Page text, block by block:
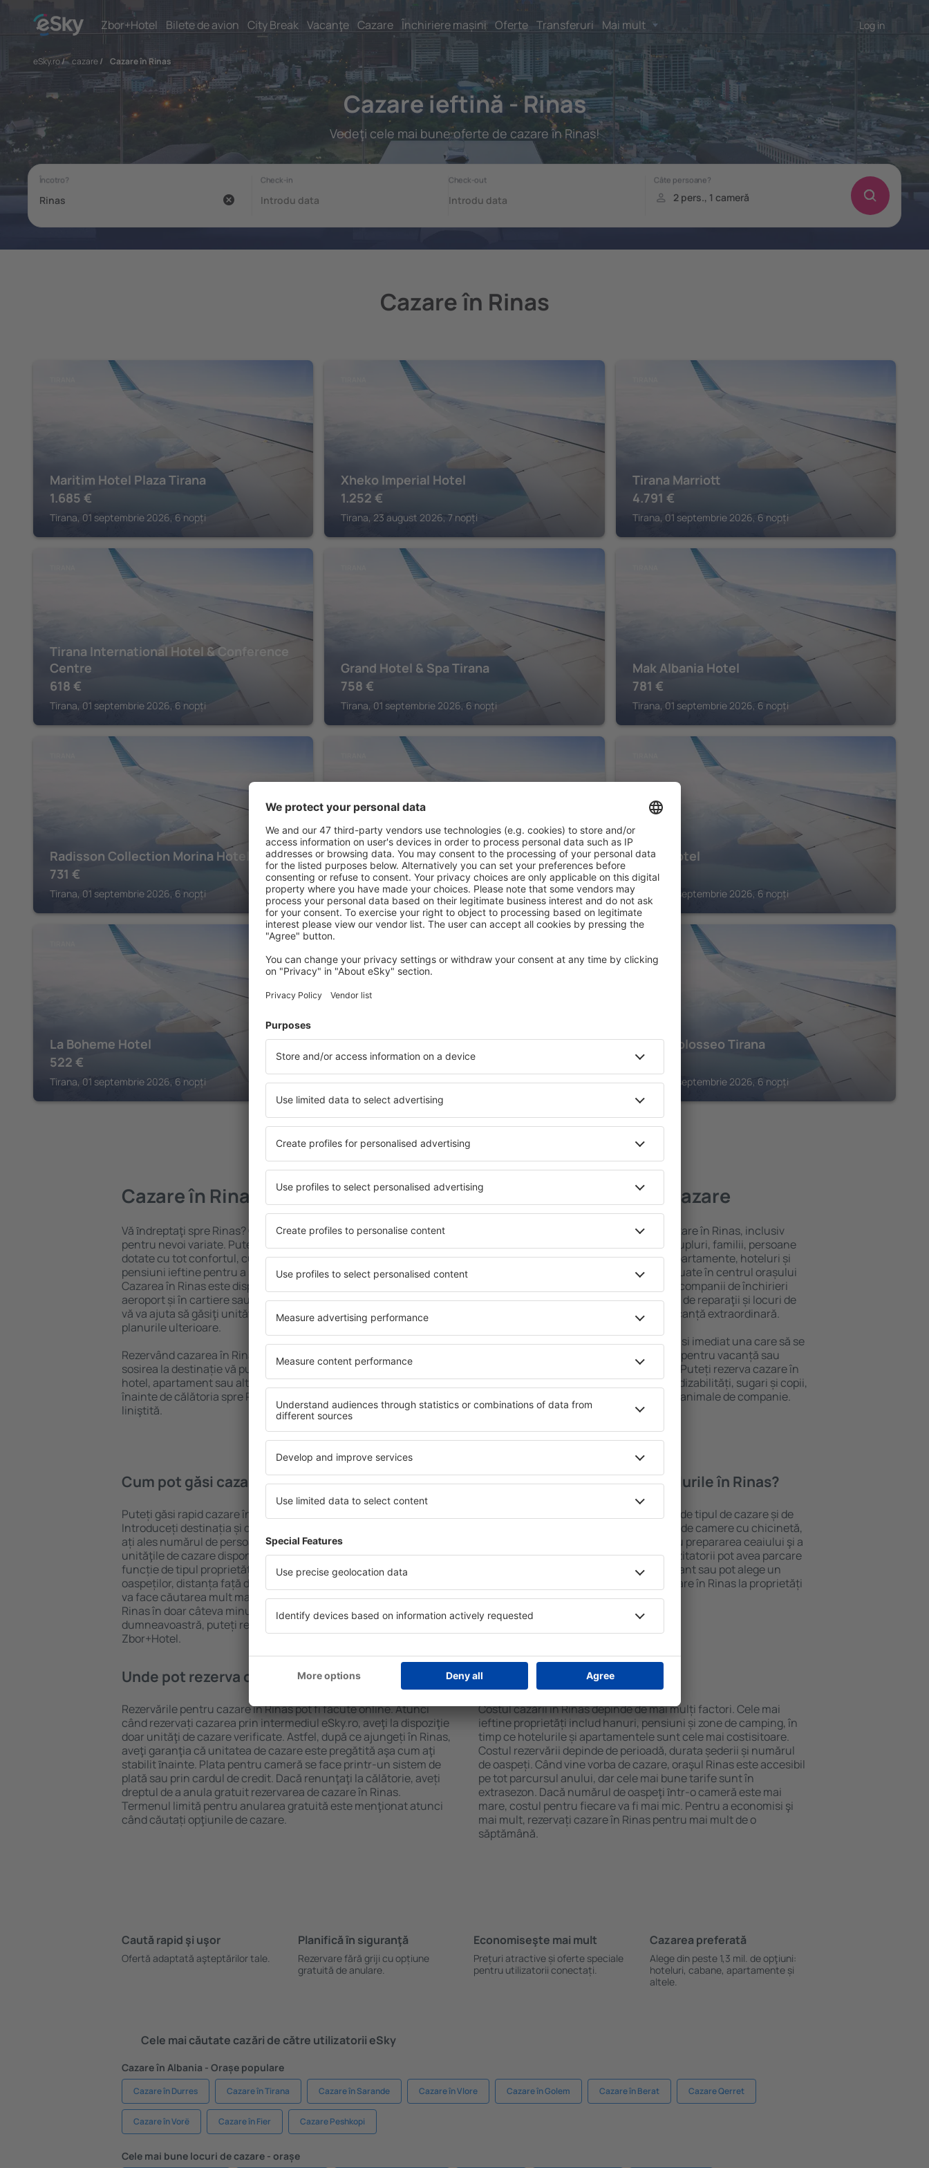
Zbor+Hotel Bilete de avion City Break Vacanţe Cazare Închiriere mașini Oferte Transferuri Mai mult Log in
eSky.ro/ cazare/ Cazare în Rinas
Cazare ieftină - Rinas
Vedeţi cele mai bune oferte de cazare în Rinas!
Cazare în Rinas
Maritim Hotel Plaza Tirana
1.685 €
Tirana, 01 septembrie 2026, 6 nopți
Xheko Imperial Hotel
1.252 €
Tirana, 23 august 2026, 7 nopți
Tirana Marriott
4.791 €
Tirana, 01 septembrie 2026, 6 nopți
Tirana International Hotel & Conference
Centre
618 €
Tirana, 01 septembrie 2026, 6 nopți
Grand Hotel & Spa Tirana
758 €
Tirana, 01 septembrie 2026, 6 nopți
Mak Albania Hotel
781 €
Tirana, 01 septembrie 2026, 6 nopți
Radisson Collection Morina Hotel, Tirana
731 €
Tirana, 01 septembrie 2026, 6 nopți
Hilton Garden Inn Tirana
713€
Tirana, 01 septembrie 2026, 6 nopți
Mulaj Hotel
1.145
Tirana, 01 septembrie 2026, 6 nopți
La Boheme Hotel
522 €
Tirana, 01 septembrie 2026, 6 nopți
Arté Boutique Hotel
821€
Tirana, 01 septembrie 2026, 6 nopți
Hotel Colosseo Tirana
709
Tirana, 01 septembrie 2026, 6 nopți
Vedeţi mai multe oferte în Rinas
Cazare în Rinas
Vă ȋndreptaţi spre Rinas? Găsiți cazare pentru fiecare buget şi
pentru nevoi variate. Puteți beneficia de proprietăți spațioase,
dotate cu tot confortul, cu numeroase facilități, precum și de
pensiuni ieftine pentru a sta câteva zile în timpul unui city break.
Cazarea în Rinas este disponibilă în centrul orașului, lângă
aeroport și în cartiere sau regiuni mai puțin populare. Acest lucru
vă va ajuta să găsiţi unităţi de cazare în funcție de nevoi și de
planurile ulterioare.
Rezervând cazarea în Rinas mai devreme, aveți garanţia că după
sosirea la destinație vă puteţi relaxa, fără a fi nevoie să căutaţi un
hotel, apartament sau altă unitate de cazare. Rezervaţi cazarea
înainte de călătoria spre Rinas și vă veţi bucura de o călătorie
liniştită.
Rinas – cea mai bună cazare
Puteți alege dintr-o ofertă variată de cazare în Rinas, inclusiv
proprietăți pentru o singură persoană, cupluri, familii, persoane
ȋn vârstă și grupuri. Oaspeţii pot sta în apartamente, hoteluri și
pensiuni care oferă intimitate și sunt situate în centrul orașului
Rinas. Facilitățile din apropiere, inclusiv companii de închirieri
auto, transport public, magazine, centre de reparaţii și locuri de
relaxare sau distracţie, garantează o vacanță extraordinară.
Dacă doriţi cazare de lux în Rinas, veţi găsi imediat una care să se
potrivească. Veți găsi tot ce aveți nevoie pentru vacanță sau
călătoria de afaceri la destinația aleasă. Puteți rezerva cazare în
Rinas cu facilități pentru persoanele cu dizabilități, sugari și copii,
precum și pentru cei care călătoresc cu animale de companie.
Cum pot găsi cazare în Rinas?
Puteți găsi rapid cazare în Rinas folosind un motor de căutare.
Introduceți destinația și datele de check-in și check-out. După ce
ați ales numărul de persoane, motorul de căutare va afișa
unităţile de cazare disponibile în Rinas. Filtrarea rezultatelor în
funcție de tipul proprietăţii, numărul de stele, evaluările
oaspeților, distanța față de centru și opțiunea de anulare gratuită
va face căutarea mult mai ușoară. Astfel veți putea găsi cazare în
Rinas în doar câteva minute. În funcție de nevoile
dumneavoastră, puteți rezerva doar cazare sau un pachet
Zbor+Hotel.
Ce fel de facilităţi oferă hotelurile în Rinas?
Facilitățile proprietăţilor în Rinas depind de tipul de cazare și de
numărul de stele. Oaspeții pot beneficia de camere cu chicinetă,
balcon, aer condiționat, ustensile pentru prepararea ceaiului şi a
cafelei, prosoape și acces la internet. Vizitatorii pot avea parcare
gratuită, pot comanda o masă la restaurant sau pot alege un
hotel cu piscină. În plus, pot rezerva cazare în Rinas la proprietăți
care oferă transport de la aeroport.
Unde pot rezerva cazare în Rinas?
Rezervările pentru cazare în Rinas pot fi făcute online. Atunci
când rezervați cazarea prin intermediul eSky.ro, aveţi la dispoziţie
doar unităţi de cazare verificate. Astfel, după ce ajungeți în Rinas,
aveţi garanţia că unitatea de cazare este pregătită aşa cum aţi
stabilit ȋnainte. Plata pentru cameră se face printr-un sistem de
plată sau prin cardul de credit. Dacă renunţaţi la călătorie, aveți
dreptul de a anula gratuit rezervarea de cazare în Rinas.
Termenul limită pentru anularea gratuită este menţionat atunci
când căutați opţiunile de cazare.
Cât costă cazarea în Rinas?
Costul cazării în Rinas depinde de mai mulți factori. Cele mai
ieftine proprietăți includ hanuri, pensiuni și zone de camping, în
timp ce hotelurile și apartamentele sunt cele mai costisitoare.
Costul rezervării depinde de perioadă, durata șederii și numărul
de oaspeți. Când vine vorba de cazare, oraşul Rinas este accesibil
pe tot parcursul anului, dar cele mai bune tarife sunt în
extrasezon. Dacă numărul de oaspeţi ȋntr-o cameră este mai
mare, costul pentru fiecare va fi mai mic. Pentru a economisi şi
mai mult, rezervați cazare în Rinas pentru mai mult de o
săptămână.
Caută rapid şi uşor
Ofertă adaptată aşteptărilor tale.
Planifică ȋn siguranţă
Rezervare fără griji cu opțiune
gratuită de anulare.
Economiseşte mai mult
Prețuri atractive și oferte speciale
pentru utilizatorii conectați.
Cazarea preferată
Alege din peste 1,3 mil. de opţiuni:
hoteluri, cabane, apartamente și
altele.
Cele mai căutate cazări de către utilizatorii eSky
Cazare în Albania - Orașe populare
Cazare în Durres Cazare în Tirana Cazare în Sarande Cazare în Vlore Cazare în Golem Cazare în Berat Cazare Qerret
Cazare în Vorë Cazare în Fier Cazare Peshkopi
Cele mai bune locuri de cazare - orașe